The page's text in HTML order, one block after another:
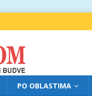
PO OBLASTIMA